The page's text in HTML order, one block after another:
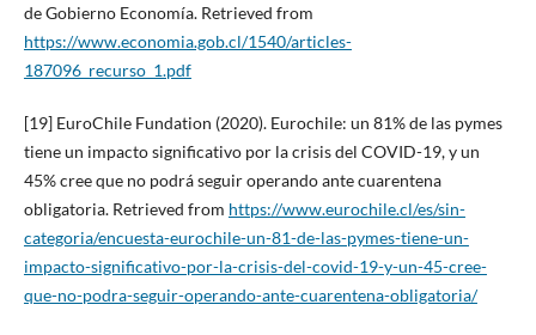
de Gobierno Economía. Retrieved from
https://www.economia.gob.cl/1540/articles-
187096_recurso_1.pdf
[19] EuroChile Fundation (2020). Eurochile: un 81% de las pymes
tiene un impacto significativo por la crisis del COVID-19, y un
45% cree que no podrá seguir operando ante cuarentena
obligatoria. Retrieved from https://www.eurochile.cl/es/sin-
categoria/encuesta-eurochile-un-81-de-las-pymes-tiene-un-
impacto-significativo-por-la-crisis-del-covid-19-y-un-45-cree-
que-no-podra-seguir-operando-ante-cuarentena-obligatoria/